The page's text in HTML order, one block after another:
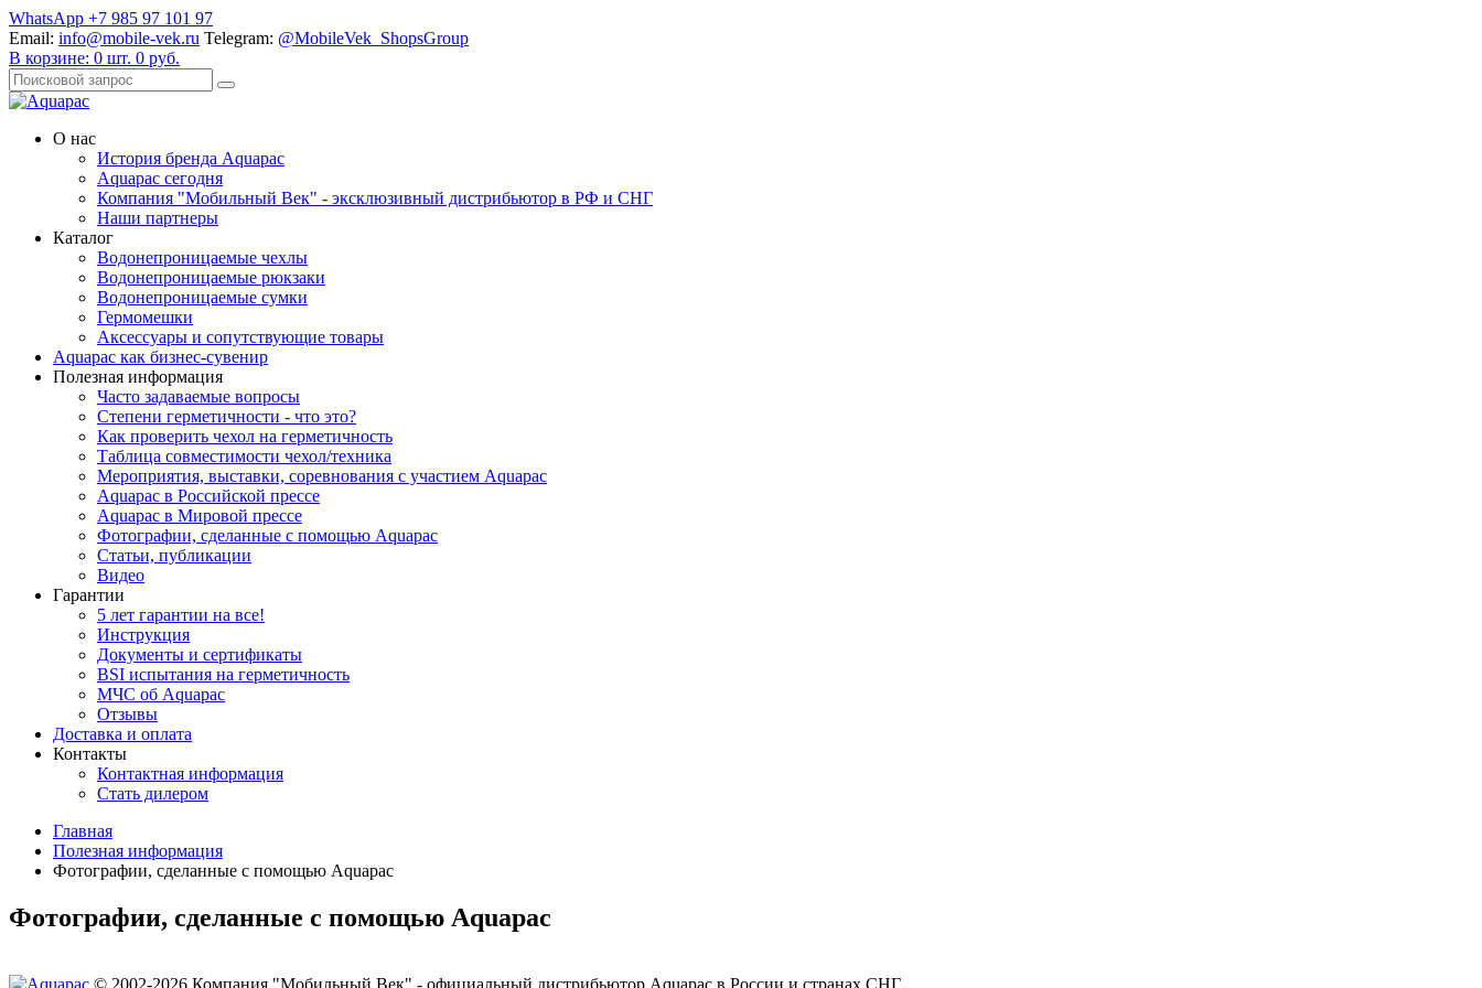
WhatsApp +7 985 97 101 97
Email: info@mobile-vek.ru Telegram: @MobileVek_ShopsGroup
В корзине: 0 шт. 0 руб.
О нас
История бренда Aquapac
Aquapac cегодня
Компания "Мобильный Век" - эксклюзивный дистрибьютор в РФ и СНГ
Наши партнеры
Каталог
Водонепроницаемые чехлы
Водонепроницаемые рюкзаки
Водонепроницаемые сумки
Гермомешки
Аксессуары и сопутствующие товары
Aquapac как бизнес-сувенир
Полезная информация
Часто задаваемые вопросы
Степени герметичности - что это?
Как проверить чехол на герметичность
Таблица совместимости чехол/техника
Мероприятия, выставки, соревнования с участием Aquapac
Aquapac в Российской прессе
Aquapac в Мировой прессе
Фотографии, сделанные с помощью Aquapac
Статьи, публикации
Видео
Гарантии
5 лет гарантии на все!
Инструкция
Документы и сертификаты
BSI испытания на герметичность
МЧС об Aquapac
Отзывы
Доставка и оплата
Контакты
Контактная информация
Стать дилером
Главная
Полезная информация
Фотографии, сделанные с помощью Aquapac
Фотографии, сделанные с помощью Aquapac
© 2002-2026 Компания "Мобильный Век" - официальный дистрибьютор Aquapac в России и странах СНГ